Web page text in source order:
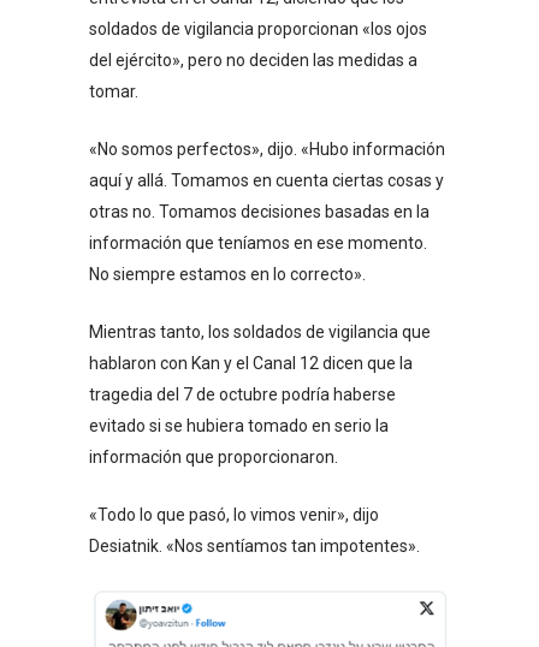
soldados de vigilancia proporcionan «los ojos
del ejército», pero no deciden las medidas a
tomar.
«No somos perfectos», dijo. «Hubo información
aquí y allá. Tomamos en cuenta ciertas cosas y
otras no. Tomamos decisiones basadas en la
información que teníamos en ese momento.
No siempre estamos en lo correcto».
Mientras tanto, los soldados de vigilancia que
hablaron con Kan y el Canal 12 dicen que la
tragedia del 7 de octubre podría haberse
evitado si se hubiera tomado en serio la
información que proporcionaron.
«Todo lo que pasó, lo vimos venir», dijo
Desiatnik. «Nos sentíamos tan impotentes».